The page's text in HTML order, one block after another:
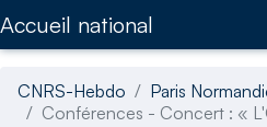
Accueil national
CNRS-Hebdo Paris
Conférences - Concert : «